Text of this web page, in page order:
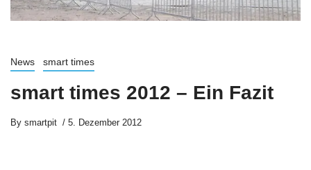
News smart times
smart times 2012 – Ein Fazit
By smartpit 5. Dezember 2012